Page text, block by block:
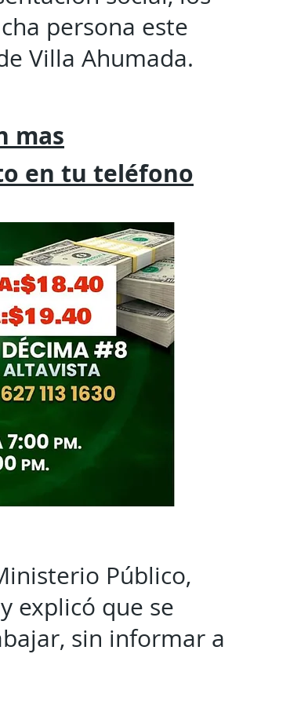
persona este
Villa Ahumada.
mas
en tu teléfono
Público,
explicó que se
sin informar a